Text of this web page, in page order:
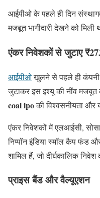
आईपीओ के पहले ही दिन
मजबूत भागीदारी देखने को
एंकर निवेशकों से जुटाए
आईपीओखुलने से पहले ही कंपनी
जुटाकर इस इश्यू की नींव
coal ipoकी विश्वसनीयता और
एंकर निवेशकों में एलआईसी,
निप्पॉन इंडिया स्मॉल कैप फंड
शामिल हैं, जो दीर्घकालिक
प्राइस बैंड और वैल्यूएशन